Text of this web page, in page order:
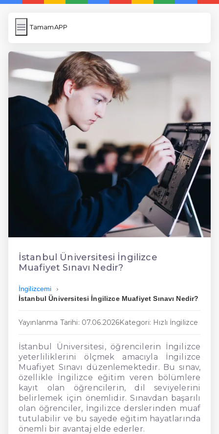
TamamAPP
TamamAPP
Resim Yükle
Wordpress Cache
Anasayfa
5 Günde İngilizce
İngilizce
Dil Eğitimi
En Hızlı İngilizce
En Kolay İngilizce
En Ucuz İngilizce
En Uygun İngilizce
Hızlı İngilizce
İstanbul Üniversitesi İngilizce
Muafiyet Sınavı Nedir?
İngilizcemi
İstanbul Üniversitesi İngilizce Muafiyet Sınavı Nedir?
Yayınlanma Tarihi: 07.06.2026Kategori: Hızlı İngilizce
İstanbul Üniversitesi, öğrencilerin İngilizce
yeterliliklerini ölçmek amacıyla İngilizce
Muafiyet Sınavı düzenlemektedir. Bu sınav,
özellikle İngilizce eğitim veren bölümlere
kayıt olan öğrencilerin, dil seviyelerini
belirlemek için önemlidir. Sınavdan başarılı
olan öğrenciler, İngilizce derslerinden muaf
tutulabilir ve bu sayede eğitim hayatlarında
önemli bir avantaj elde ederler.